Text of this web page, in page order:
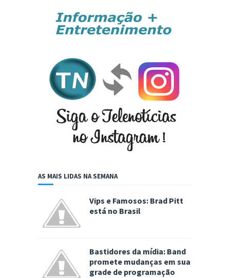
AS MAIS LIDAS NA SEMANA
Vips e Famosos: Brad Pitt
está no Brasil
Bastidores da mídia: Band
promete mudanças em sua
grade de programação